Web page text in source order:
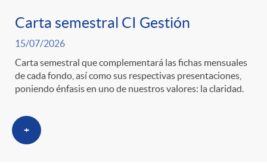
c
a
d
o
Carta semestral CI Gestión
15/07/2026
Carta semestral que complementará las fichas mensuales
de cada fondo, así como sus respectivas presentaciones,
poniendo énfasis en uno de nuestros valores: la claridad.
+